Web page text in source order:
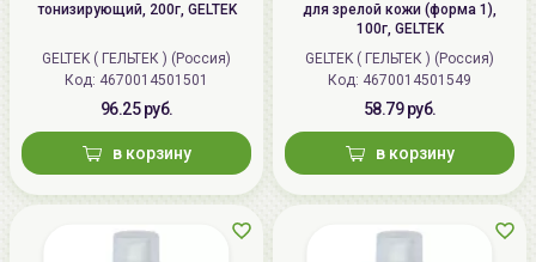
тонизирующий, 200г, GELTEK
GELTEK ( ГЕЛЬТЕК ) (Россия)
Код: 4670014501501
96.25 руб.
в корзину
для зрелой кожи (форма 1),
100г, GELTEK
GELTEK ( ГЕЛЬТЕК ) (Россия)
Код: 4670014501549
58.79 руб.
в корзину